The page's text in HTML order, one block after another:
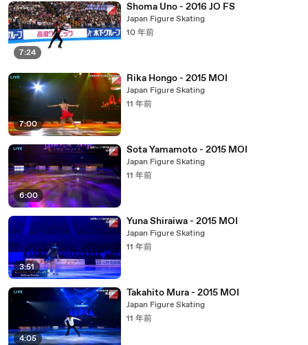
7:24
Shoma Uno - 2016 JO FS
Japan Figure Skating
10 年前
7:00
Rika Hongo - 2015 MOI
Japan Figure Skating
11 年前
6:00
Sota Yamamoto - 2015 MOI
Japan Figure Skating
11 年前
3:51
Yuna Shiraiwa - 2015 MOI
Japan Figure Skating
11 年前
4:05
Takahito Mura - 2015 MOI
Japan Figure Skating
11 年前